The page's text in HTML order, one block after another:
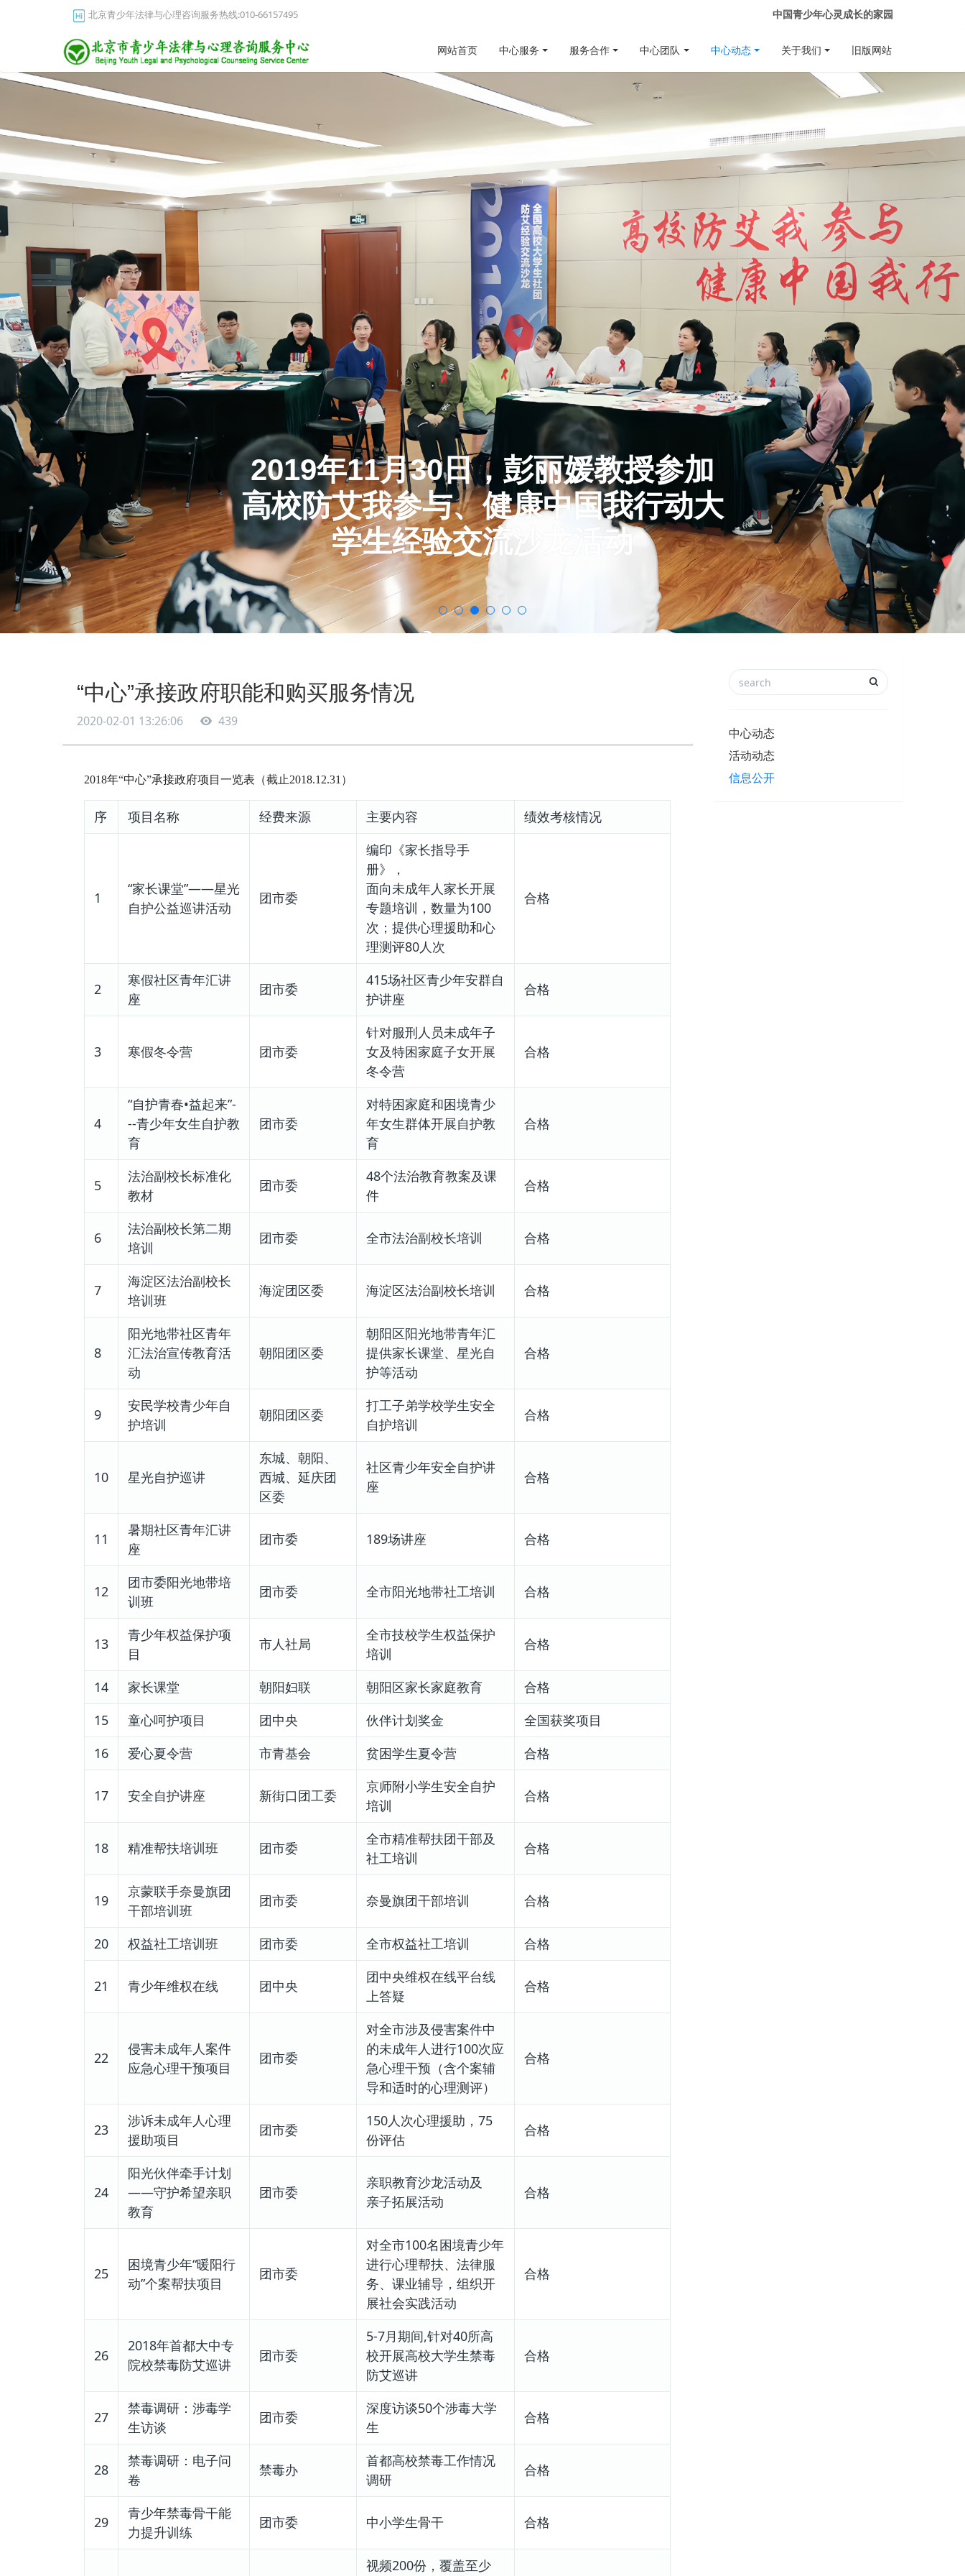
北京青少年法律与心理咨询服务热线:010-66157495 中国青少年心灵成长的家园
网站首页 中心服务 服务合作 中心团队 中心动态 关于我们 旧版网站
2019年11月30日，彭丽媛教授参加
高校防艾我参与、健康中国我行动大
学生经验交流沙龙活动
“中心”承接政府职能和购买服务情况
2020-02-01 13:26:06 439
2018年“中心”承接政府项目一览表（截止2018.12.31）
序 项目名称 经费来源 主要内容 绩效考核情况
1
“家长课堂”——星光
自护公益巡讲活动
团市委
编印《家长指导手
册》，
面向未成年人家长开展
专题培训，数量为100
次；提供心理援助和心
理测评80人次
合格
2
寒假社区青年汇讲
座
团市委
415场社区青少年安群自
护讲座
合格
3 寒假冬令营 团市委
针对服刑人员未成年子
女及特困家庭子女开展
冬令营
合格
4
“自护青春•益起来”-
--青少年女生自护教
育
团市委
对特困家庭和困境青少
年女生群体开展自护教
育
合格
5
法治副校长标准化
教材
团市委
48个法治教育教案及课
件
合格
6
法治副校长第二期
培训
团市委 全市法治副校长培训 合格
7
海淀区法治副校长
培训班
海淀团区委 海淀区法治副校长培训 合格
8
阳光地带社区青年
汇法治宣传教育活
动
朝阳团区委
朝阳区阳光地带青年汇
提供家长课堂、星光自
护等活动
合格
9
安民学校青少年自
护培训
朝阳团区委
打工子弟学校学生安全
自护培训
合格
10 星光自护巡讲
东城、朝阳、
西城、延庆团
区委
社区青少年安全自护讲
座
合格
11
暑期社区青年汇讲
座
团市委 189场讲座 合格
12
团市委阳光地带培
训班
团市委 全市阳光地带社工培训 合格
13
青少年权益保护项
目
市人社局
全市技校学生权益保护
培训
合格
14 家长课堂 朝阳妇联 朝阳区家长家庭教育
合格
15
童心呵护项目 团中央 伙伴计划奖金
全国获奖项目
16
爱心夏令营 市青基会 贫困学生夏令营 合格
17 安全自护讲座 新街口团工委
京师附小学生安全自护
培训
合格
18 精准帮扶培训班 团市委
全市精准帮扶团干部及
社工培训
合格
19
京蒙联手奈曼旗团
干部培训班
团市委 奈曼旗团干部培训 合格
20 权益社工培训班 团市委 全市权益社工培训 合格
21 青少年维权在线 团中央
团中央维权在线平台线
上答疑
合格
22
侵害未成年人案件
应急心理干预项目
团市委
对全市涉及侵害案件中
的未成年人进行100次应
急心理干预（含个案辅
导和适时的心理测评）
合格
23
涉诉未成年人心理
援助项目
团市委
150人次心理援助，75
份评估
合格
24
阳光伙伴牵手计划
——守护希望亲职
教育
团市委
亲职教育沙龙活动及
亲子拓展活动
合格
25
困境青少年“暖阳行
动”个案帮扶项目
团市委
对全市100名困境青少年
进行心理帮扶、法律服
务、课业辅导，组织开
展社会实践活动
合格
26
2018年首都大中专
院校禁毒防艾巡讲
团市委
5-7月期间,针对40所高
校开展高校大学生禁毒
防艾巡讲
合格
27
禁毒调研：涉毒学
生访谈
团市委
深度访谈50个涉毒大学
生
合格
28
禁毒调研：电子问
卷
禁毒办
首都高校禁毒工作情况
调研
合格
29
青少年禁毒骨干能
力提升训练
团市委 中小学生骨干 合格
视频200份，覆盖至少
中心动态
活动动态
信息公开